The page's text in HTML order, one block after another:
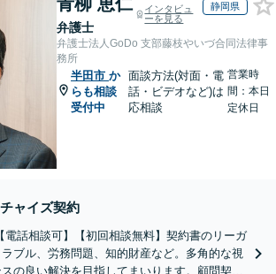
弁護士
インタビュ
ーを見る
静岡県
弁護士法人GoDo 支部藤枝やいづ合同法律事
務所
半田市 か
らも相談
受付中
面談方法(対面・電
話・ビデオなど)は
応相談
営業時
間：本日
定休日
ャイズ契約
電話相談可】【初回相談無料】契約書のリーガ
ブル、労務問題、知的財産など。多角的な視
の良い解決を目指してまいります。顧問契約